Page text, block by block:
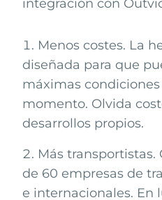
integración con
Menos costes. La
diseñada para que
máximas
momento. Olvida
desarrollos propios.
Más transportistas.
de 60 empresas de
e internacionales. En